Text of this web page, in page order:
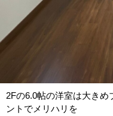
2Fの6.0帖の洋室は大き
ントでメリハリを